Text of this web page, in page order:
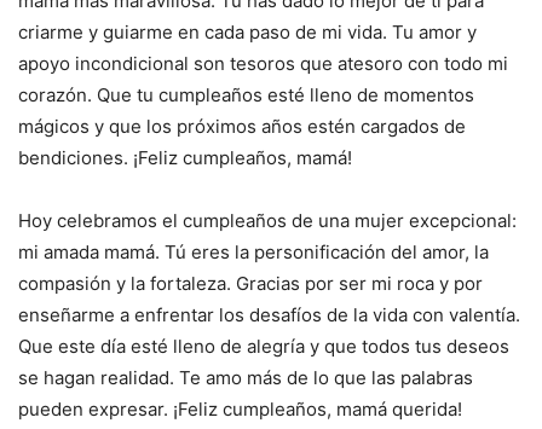
criarme y guiarme en cada paso de mi vida. Tu amor y
apoyo incondicional son tesoros que atesoro con todo mi
corazón. Que tu cumpleaños esté lleno de momentos
mágicos y que los próximos años estén cargados de
bendiciones. ¡Feliz cumpleaños, mamá!
Hoy celebramos el cumpleaños de una mujer excepcional:
mi amada mamá. Tú eres la personificación del amor, la
compasión y la fortaleza. Gracias por ser mi roca y por
enseñarme a enfrentar los desafíos de la vida con valentía.
Que este día esté lleno de alegría y que todos tus deseos
se hagan realidad. Te amo más de lo que las palabras
pueden expresar. ¡Feliz cumpleaños, mamá querida!